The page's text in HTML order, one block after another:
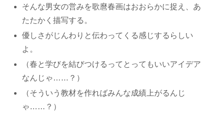
そんな男女の営みを歌麿春画はおおらかに捉え、あ
たたかく描写する。
優しさがじんわりと伝わってくる感じするらしい
よ。
（春と学びを結びつけるってとってもいいアイデア
なんじゃ……？）
（そういう教材を作ればみんな成績上がるんじ
ゃ……？）